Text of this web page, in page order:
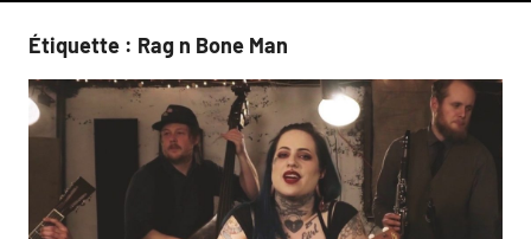
Étiquette : Rag n Bone Man